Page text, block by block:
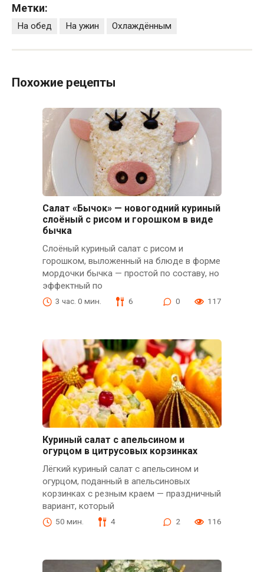
Метки:
На обед На ужин Охлаждённым
Похожие рецепты
Салат «Бычок» — новогодний куриный
слоёный с рисом и горошком в виде
бычка
Слоёный куриный салат с рисом и
горошком, выложенный на блюде в форме
мордочки бычка — простой по составу, но
эффектный по
3 час. 0 мин. 6 0 117
Куриный салат с апельсином и
огурцом в цитрусовых корзинках
Лёгкий куриный салат с апельсином и
огурцом, поданный в апельсиновых
корзинках с резным краем — праздничный
вариант, который
50 мин. 4 2 116